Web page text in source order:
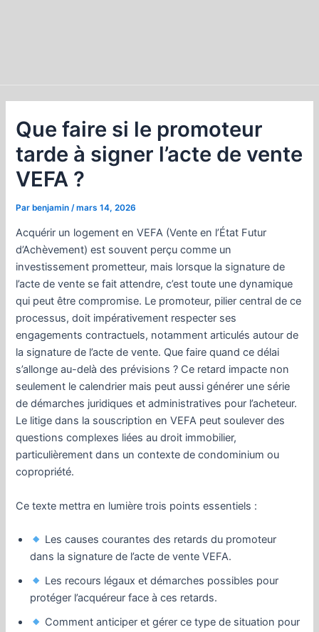
Que faire si le promoteur
tarde à signer l’acte de vente
VEFA ?
Par benjamin/mars 14, 2026
Acquérir un logement en VEFA (Vente en l’État Futur
d’Achèvement) est souvent perçu comme un
investissement prometteur, mais lorsque la signature de
l’acte de vente se fait attendre, c’est toute une dynamique
qui peut être compromise. Le promoteur, pilier central de ce
processus, doit impérativement respecter ses
engagements contractuels, notamment articulés autour de
la signature de l’acte de vente. Que faire quand ce délai
s’allonge au-delà des prévisions ? Ce retard impacte non
seulement le calendrier mais peut aussi générer une série
de démarches juridiques et administratives pour l’acheteur.
Le litige dans la souscription en VEFA peut soulever des
questions complexes liées au droit immobilier,
particulièrement dans un contexte de condominium ou
copropriété.
Ce texte mettra en lumière trois points essentiels :
Les causes courantes des retards du promoteur
dans la signature de l’acte de vente VEFA.
Les recours légaux et démarches possibles pour
protéger l’acquéreur face à ces retards.
Comment anticiper et gérer ce type de situation pour